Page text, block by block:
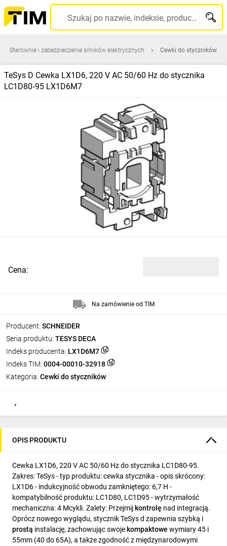
Szukaj po nazwie, indeksie, producencie, kodzie kreskowym...
Sterownie i zabezpieczenie silników elektrycznych Cewki do styczników
TeSys D Cewka LX1D6, 220 V AC 50/60 Hz do stycznika
LC1D80‑95 LX1D6M7
Producent: SCHNEIDER
Seria produktu: TESYS DECA
Indeks producenta: LX1D6M7
Indeks TIM: 0004-00010-32918
Kategoria: Cewki do styczników
Cena:
Na zamówienie od TIM
OPIS PRODUKTU
Cewka LX1D6, 220 V AC 50/60 Hz do stycznika LC1D80-95.
Zakres: TeSys - typ produktu: cewka stycznika - opis skrócony:
LX1D6 - indukcyjność obwodu zamkniętego: 6,7 H -
kompatybilność produktu: LC1D80, LC1D95 - wytrzymałość
mechaniczna: 4 Mcykli. Zalety: Przejmij kontrolę nad integracją.
Oprócz nowego wyglądu, stycznik TeSys d zapewnia szybką i
prostą instalację, zachowując swoje kompaktowe wymiary 45 i
55mm (40 do 65A), a także zgodność z międzynarodowymi